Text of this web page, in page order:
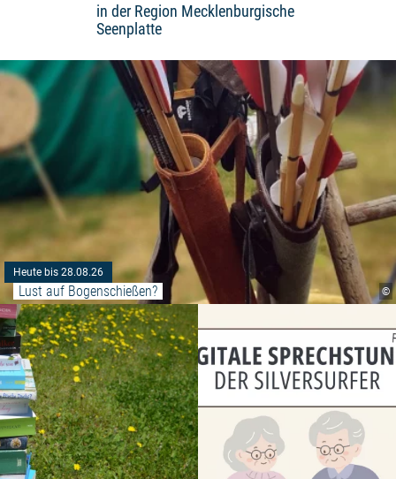
in der Region Mecklenburgische
Seenplatte
©
Heute bis 28.08.26
Lust auf Bogenschießen?